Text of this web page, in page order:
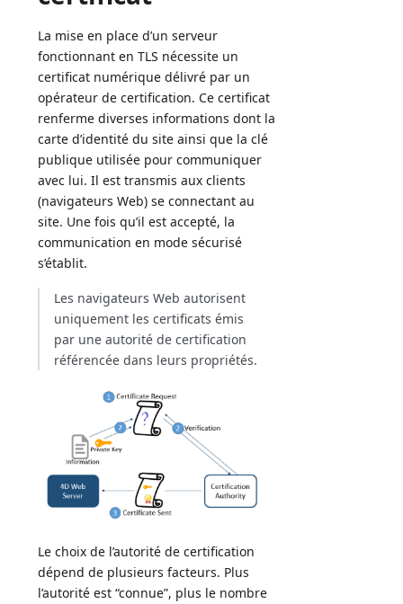
La mise en place d’un serveur
fonctionnant en TLS nécessite un
certificat numérique délivré par un
opérateur de certification. Ce certificat
renferme diverses informations dont la
carte d’identité du site ainsi que la clé
publique utilisée pour communiquer
avec lui. Il est transmis aux clients
(navigateurs Web) se connectant au
site. Une fois qu’il est accepté, la
communication en mode sécurisé
s’établit.
Les navigateurs Web autorisent
uniquement les certificats émis
par une autorité de certification
référencée dans leurs propriétés.
Le choix de l’autorité de certification
dépend de plusieurs facteurs. Plus
l’autorité est “connue”, plus le nombre